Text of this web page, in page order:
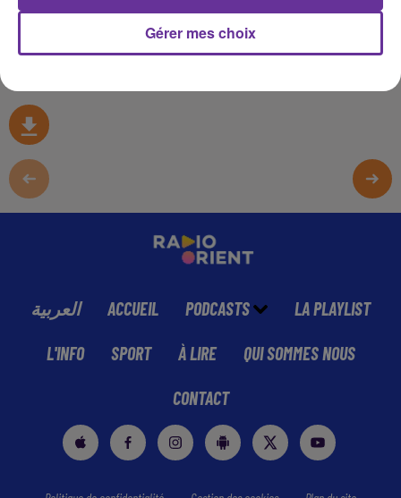
العربية ACCUEIL PODCASTS LA PLAYLIST
L'INFO SPORT À LIRE QUI SOMMES NOUS
CONTACT
Gérer mes choix